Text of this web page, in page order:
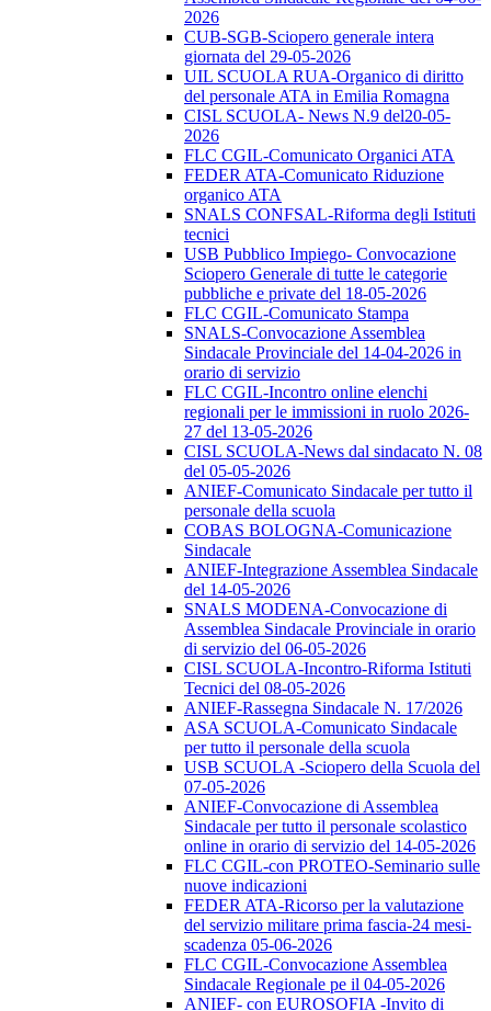
2026
CUB-SGB-Sciopero generale intera
giornata del 29-05-2026
UIL SCUOLA RUA-Organico di diritto
del personale ATA in Emilia Romagna
CISL SCUOLA- News N.9 del20-05-
2026
FLC CGIL-Comunicato Organici ATA
FEDER ATA-Comunicato Riduzione
organico ATA
SNALS CONFSAL-Riforma degli Istituti
tecnici
USB Pubblico Impiego- Convocazione
Sciopero Generale di tutte le categorie
pubbliche e private del 18-05-2026
FLC CGIL-Comunicato Stampa
SNALS-Convocazione Assemblea
Sindacale Provinciale del 14-04-2026 in
orario di servizio
FLC CGIL-Incontro online elenchi
regionali per le immissioni in ruolo 2026-
27 del 13-05-2026
CISL SCUOLA-News dal sindacato N. 08
del 05-05-2026
ANIEF-Comunicato Sindacale per tutto il
personale della scuola
COBAS BOLOGNA-Comunicazione
Sindacale
ANIEF-Integrazione Assemblea Sindacale
del 14-05-2026
SNALS MODENA-Convocazione di
Assemblea Sindacale Provinciale in orario
di servizio del 06-05-2026
CISL SCUOLA-Incontro-Riforma Istituti
Tecnici del 08-05-2026
ANIEF-Rassegna Sindacale N. 17/2026
ASA SCUOLA-Comunicato Sindacale
per tutto il personale della scuola
USB SCUOLA -Sciopero della Scuola del
07-05-2026
ANIEF-Convocazione di Assemblea
Sindacale per tutto il personale scolastico
online in orario di servizio del 14-05-2026
FLC CGIL-con PROTEO-Seminario sulle
nuove indicazioni
FEDER ATA-Ricorso per la valutazione
del servizio militare prima fascia-24 mesi-
scadenza 05-06-2026
FLC CGIL-Convocazione Assemblea
Sindacale Regionale pe il 04-05-2026
ANIEF- con EUROSOFIA -Invito di